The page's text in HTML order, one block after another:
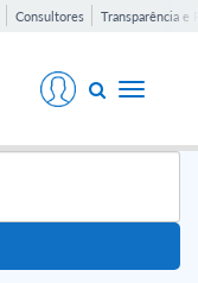
Consultores Transparência e
Toggle